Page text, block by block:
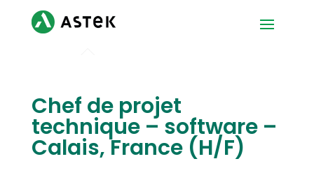
Chef de projet
technique – software –
Calais, France (H/F)